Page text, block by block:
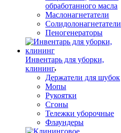
обработанного масла
Маслонагнетатели
Солидолонагнетатели
Пеногенераторы
Инвентарь для уборки,
клининг
Держатели для шубок
Мопы
Рукоятки
Сгоны
Тележки уборочные
Флаундеры